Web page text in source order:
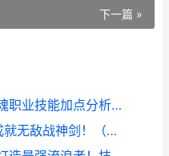
下一篇 »
剑魂进图技能加点攻略（剑魂职业技能加点分析及优化策略）
天骄游侠8技能搭配攻略，成就无敌战神剑！（掌握技能搭配，让你在战场上无往不利！）